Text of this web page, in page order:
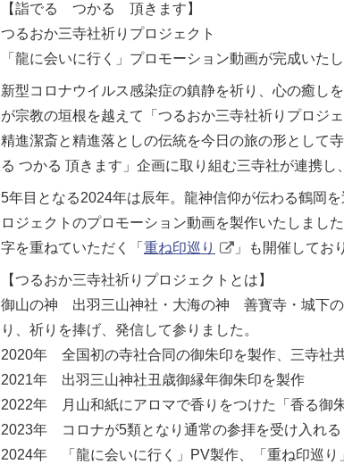
【詣でる つかる 頂きます】
つるおか三寺社祈りプロジェクト
「龍に会いに行く」プロモーション動画が完成いたし
新型コロナウイルス感染症の鎮静を祈り、心の癒し
が宗教の垣根を越えて「つるおか三寺社祈りプロジ
精進潔斎と精進落としの伝統を今日の旅の形として
る つかる 頂きます」企画に取り組む三寺社が連携
5年目となる2024年は辰年。龍神信仰が伝わる鶴岡
ロジェクトのプロモーション動画を製作いたしまし
字を重ねていただく「 重ね印巡り 」も開催してお
【つるおか三寺社祈りプロジェクトとは】
御山の神 出羽三山神社・大海の神 善寳寺・城下
り、祈りを捧げ、発信して参りました。
2020年 全国初の寺社合同の御朱印を製作、三寺社
2021年 出羽三山神社丑歳御縁年御朱印を製作
2022年 月山和紙にアロマで香りをつけた「香る御
2023年 コロナが5類となり通常の参拝を受け入れる
2024年 「龍に会いに行く」PV製作、「重ね印巡り